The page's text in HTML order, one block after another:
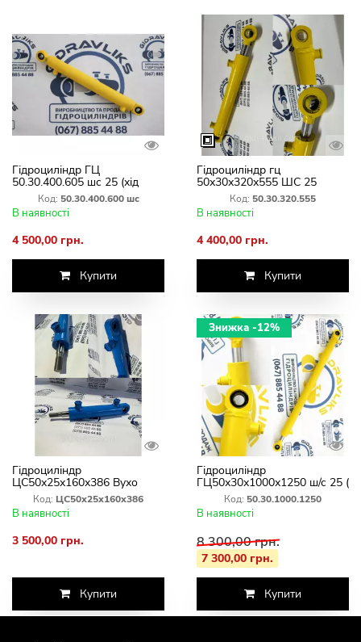
Гідроциліндр ГЦ
50.30.400.605 шс 25 (хід
штока 400 мм)
Код: 50.30.400.600 шс
В наявності
4 500,00 грн.
Купити
Гідроциліндр гц
50х30х320х555 ШС 25
СНУ-0,5; КРН-2,1 (хід штока
320 мм)Код: 50.30.320.555
В наявності
4 400,00 грн.
Купити
Гідроциліндр
ЦС50х25х160х386 Вухо
Різьба Кермовий міні
трактори та мотоблоки
Код: ЦС50х25х160х386
В наявності
3 500,00 грн.
Купити
Знижка -12%
Гідроциліндр
ГЦ50х30х1000х1250 ш/с 25 (
хід штока 1000 мм)
Код: 50.30.1000.1250
В наявності
8 300,00 грн.
7 300,00 грн.
Купити